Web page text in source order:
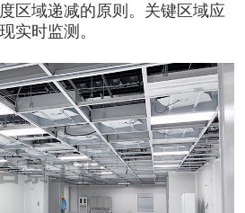
区域递减的原则。关键区域应
实时监测。